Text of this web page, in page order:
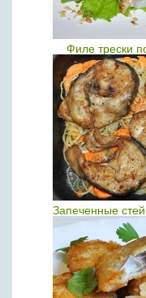
Филе трески
Запеченные